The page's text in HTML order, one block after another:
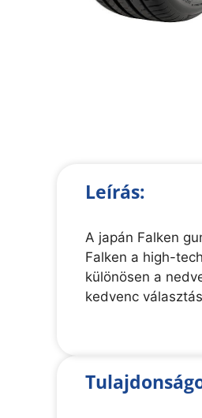
Leírás:
A japán Falken
Falken a high-
különösen a
kedvenc